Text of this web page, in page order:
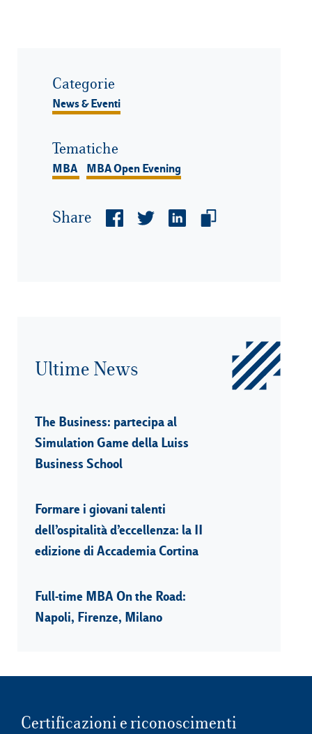
Categorie
News & Eventi
Tematiche
MBA MBA Open Evening
Share
Ultime News
The Business: partecipa al
Simulation Game della Luiss
Business School
Formare i giovani talenti
dell’ospitalità d’eccellenza: la II
edizione di Accademia Cortina
Full-time MBA On the Road:
Napoli, Firenze, Milano
Certificazioni e riconoscimenti